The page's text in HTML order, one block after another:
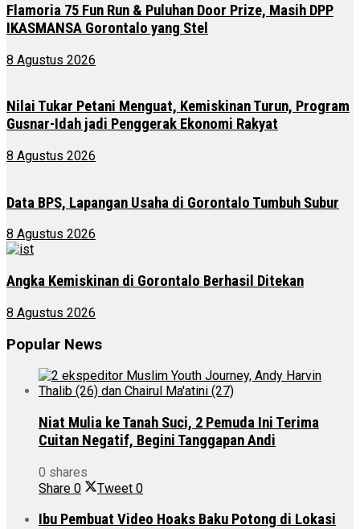
Flamoria 75 Fun Run & Puluhan Door Prize, Masih DPP
IKASMANSA Gorontalo yang Stel
8 Agustus 2026
Nilai Tukar Petani Menguat, Kemiskinan Turun, Program
Gusnar-Idah jadi Penggerak Ekonomi Rakyat
8 Agustus 2026
Data BPS, Lapangan Usaha di Gorontalo Tumbuh Subur
8 Agustus 2026
Angka Kemiskinan di Gorontalo Berhasil Ditekan
8 Agustus 2026
Popular News
Niat Mulia ke Tanah Suci, 2 Pemuda Ini Terima
Cuitan Negatif, Begini Tanggapan Andi
0 shares
Share 0 Tweet 0
Ibu Pembuat Video Hoaks Baku Potong di Lokasi